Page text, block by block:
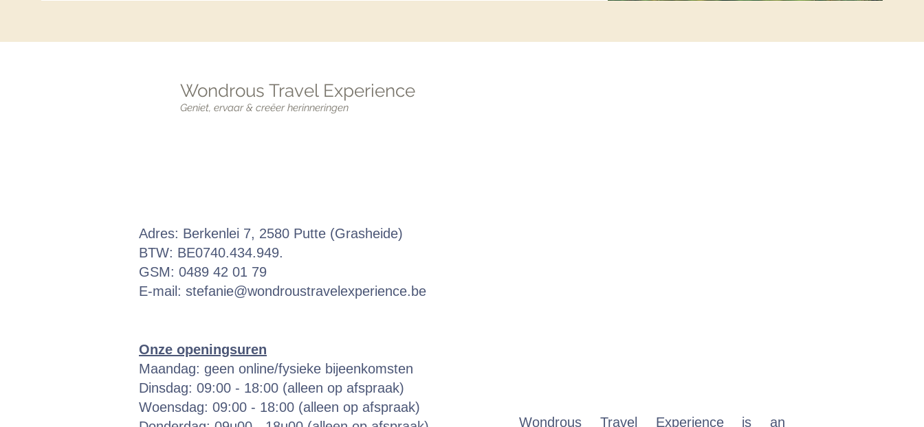
Wondrous Travel Experience
Geniet, ervaar & creëer herinneringen
Adres: Berkenlei 7, 2580 Putte (Grasheide)
BTW: BE0740.434.949.
GSM: 0489 42 01 79
E-mail: stefanie@wondroustravelexperience.be
Onze openingsuren
Maandag: geen online/fysieke bijeenkomsten
Dinsdag: 09:00 - 18:00 (alleen op afspraak)
Woensdag: 09:00 - 18:00 (alleen op afspraak)
Wondrous Travel Experience is an